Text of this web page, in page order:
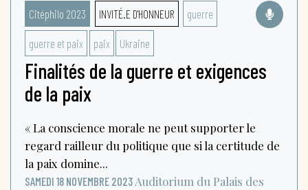
Citéphilo 2023 INVITÉ.E D'HONNEUR guerre
guerre et paix paix Ukraine
Finalités de la guerre et exigences
de la paix
« La conscience morale ne peut supporter le
regard railleur du politique que si la certitude de
la paix domine...
SAMEDI 18 NOVEMBRE 2023 Auditorium du Palais des